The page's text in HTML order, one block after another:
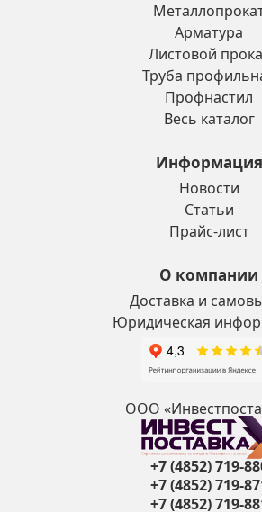
Арматура
Листовой
Труба
Профнастил
Весь каталог
Информация
Новости
Статьи
Прайс-лист
О компании
Доставка и
Юридическая
ООО
+7 (4852) 719-
+7 (4852) 719-
+7 (4852) 719-